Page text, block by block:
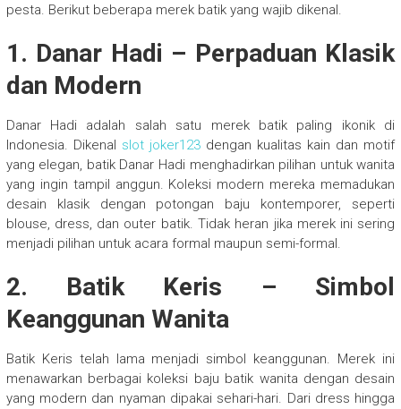
pesta. Berikut beberapa merek batik yang wajib dikenal.
1. Danar Hadi – Perpaduan Klasik
dan Modern
Danar Hadi adalah salah satu merek batik paling ikonik di
Indonesia. Dikenal slot joker123dengan kualitas kain dan motif
yang elegan, batik Danar Hadi menghadirkan pilihan untuk wanita
yang ingin tampil anggun. Koleksi modern mereka memadukan
desain klasik dengan potongan baju kontemporer, seperti
blouse, dress, dan outer batik. Tidak heran jika merek ini sering
menjadi pilihan untuk acara formal maupun semi-formal.
2. Batik Keris – Simbol
Keanggunan Wanita
Batik Keris telah lama menjadi simbol keanggunan. Merek ini
menawarkan berbagai koleksi baju batik wanita dengan desain
yang modern dan nyaman dipakai sehari-hari. Dari dress hingga